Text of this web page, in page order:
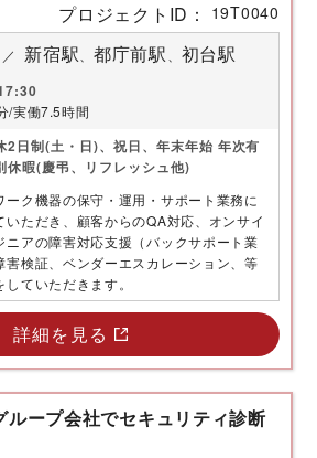
プロジェクトID 19T0040
新宿駅 都庁前駅 初台駅
/実働7.5時間
2日制(土・日)、祝日、年末年始 年次有
休暇(慶弔、リフレッシュ他)
ーク機器の保守・運用・サポート業務に
いただき、顧客からのQA対応、オンサイ
ニアの障害対応支援（バックサポート業
害検証、ベンダーエスカレーション、等
ていただきます。
詳細を見る
ループ会社でセキュリティ診断